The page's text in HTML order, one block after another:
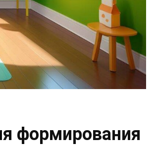
формирования